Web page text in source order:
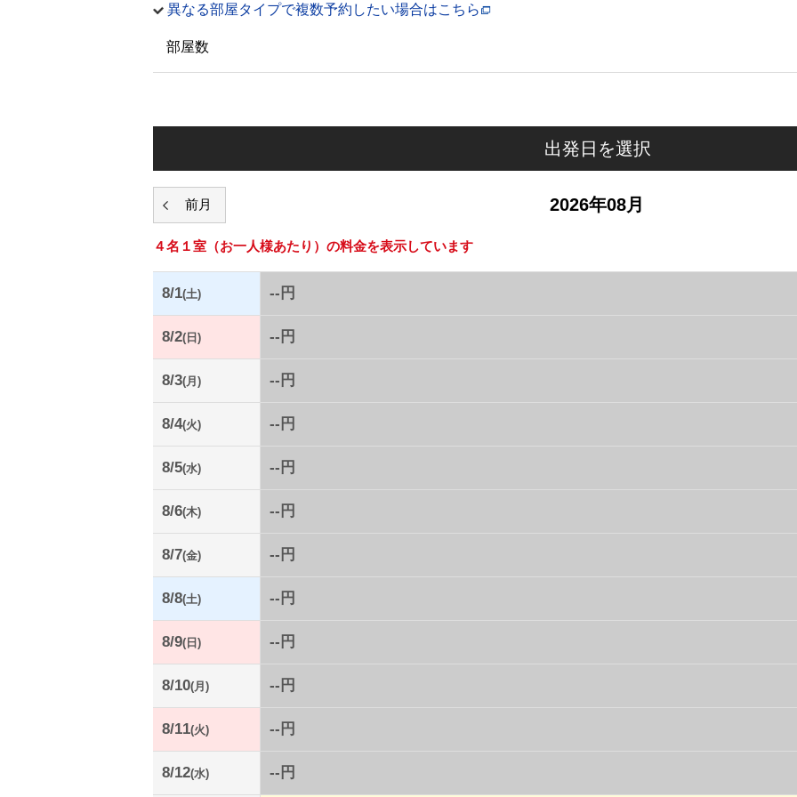
異なる部屋タイプで複数予約したい場合はこちら
部屋数
出発日を選択
2026年08月
４名１室 （お一人様あたり）の料金を表示しています
8/1(土) --円
8/2(日) --円
8/3(月) --円
8/4(火) --円
8/5(水) --円
8/6(木) --円
8/7(金) --円
8/8(土) --円
8/9(日) --円
8/10(月) --円
8/11(火) --円
8/12(水) --円